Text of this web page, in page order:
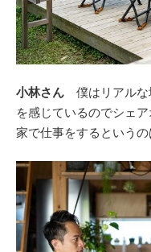
小林さん 僕はリアルな
を感じているのでシェ
家で仕事をするという